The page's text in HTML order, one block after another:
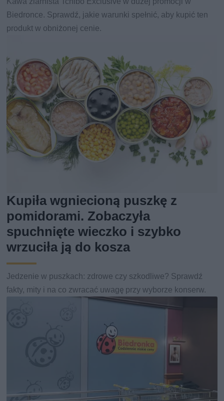
Biedronce. Sprawdź, jakie warunki spełnić, aby kupić ten
produkt w obniżonej cenie.
Kupiła wgniecioną puszkę z
pomidorami. Zobaczyła
spuchnięte wieczko i szybko
wrzuciła ją do kosza
Jedzenie w puszkach: zdrowe czy szkodliwe? Sprawdź
fakty, mity i na co zwracać uwagę przy wyborze konserw.